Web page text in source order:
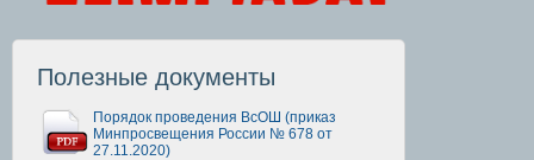
Полезные документы
Порядок проведения ВсОШ (приказ
Минпросвещения России № 678 от
27.11.2020)